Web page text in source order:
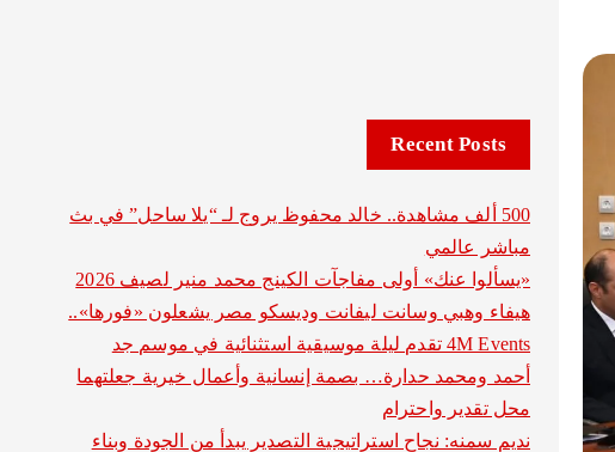
Recent Posts
500 ألف مشاهدة.. خالد محفوظ يروج لـ “يلا ساحل” في بث
مباشر عالمي
«يسألوا عنك» أولى مفاجآت الكينج محمد منير لصيف 2026
هيفاء وهبي وسانت ليفانت وديسكو مصر يشعلون «فورها»..
4M Events تقدم ليلة موسيقية استثنائية في موسم جد
أحمد ومحمد حدارة… بصمة إنسانية وأعمال خيرية جعلتهما
محل تقدير واحترام
نديم سمنه: نجاح استراتيجية التصدير يبدأ من الجودة وبناء